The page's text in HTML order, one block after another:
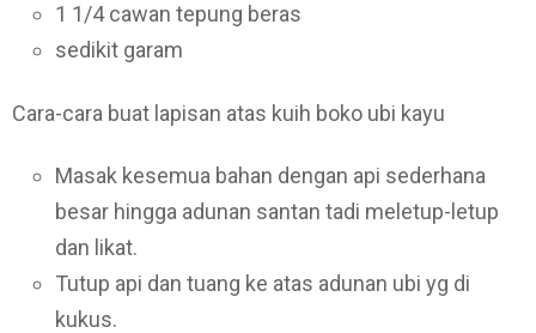
1 1/4 cawan tepung beras
sedikit garam
Cara-cara buat lapisan atas kuih boko ubi kayu
Masak kesemua bahan dengan api sederhana
besar hingga adunan santan tadi meletup-letup
dan likat.
Tutup api dan tuang ke atas adunan ubi yg di
kukus.